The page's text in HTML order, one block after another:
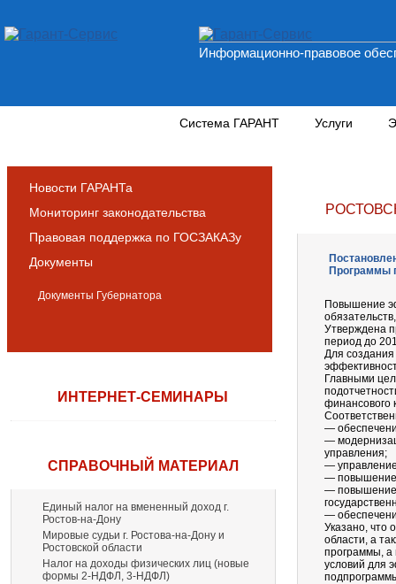
Информационно-правовое
Система ГАРАНТ Услуги
Новости ГАРАНТа
Мониторинг законодательства
Правовая поддержка по ГОСЗАКАЗу
Документы
Документы Губернатора
ИНТЕРНЕТ-СЕМИНАРЫ
СПРАВОЧНЫЙ МАТЕРИАЛ
Единый налог на вмененный доход г.
Ростов-на-Дону
Мировые судьи г. Ростова-на-Дону и
Ростовской области
Налог на доходы физических лиц (новые
формы 2-НДФЛ, 3-НДФЛ)
Программы
Повышение
Утверждена
период до
Для
Главными
финансового
—
—
управления;
—
— повышение
— повышение
—
Указано, что
области, а
программы, а
условий для